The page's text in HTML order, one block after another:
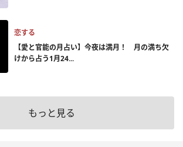
恋する
【愛と官能の月占い】今夜は満月！ 月の満ち欠
けから占う1月24...
もっと見る